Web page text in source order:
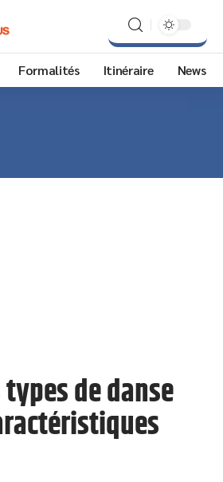
Formalités Itinéraire News
de danse